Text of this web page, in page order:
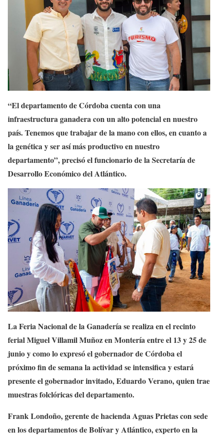
“El departamento de Córdoba cuenta con una
infraestructura ganadera con un alto potencial en nuestro
país. Tenemos que trabajar de la mano con ellos, en cuanto a
la genética y ser así más productivo en nuestro
departamento”, precisó el funcionario de la Secretaría de
Desarrollo Económico del Atlántico.
La Feria Nacional de la Ganadería se realiza en el recinto
ferial Miguel Villamil Muñoz en Montería entre el 13 y 25 de
junio y como lo expresó el gobernador de Córdoba el
próximo fin de semana la actividad se intensifica y estará
presente el gobernador invitado, Eduardo Verano, quien trae
muestras folclóricas del departamento.
Frank Londoño, gerente de hacienda Aguas Prietas con sede
en los departamentos de Bolívar y Atlántico, experto en la